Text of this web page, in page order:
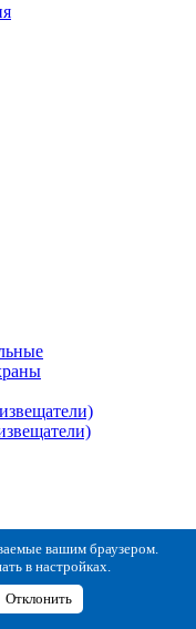
вашим браузером.
в настройках.
Отклонить